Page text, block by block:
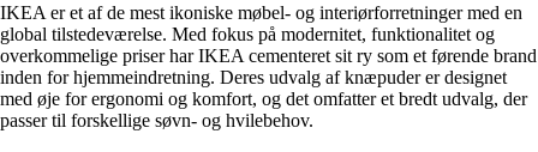
IKEA er et af de mest ikoniske møbel- og interiørforretninger med en
global tilstedeværelse. Med fokus på modernitet, funktionalitet og
overkommelige priser har IKEA cementeret sit ry som et førende brand
inden for hjemmeindretning. Deres udvalg af knæpuder er designet
med øje for ergonomi og komfort, og det omfatter et bredt udvalg, der
passer til forskellige søvn- og hvilebehov.